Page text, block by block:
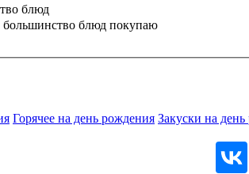
блюд
большинство блюд покупаю
Горячее на день рождения Закуски на